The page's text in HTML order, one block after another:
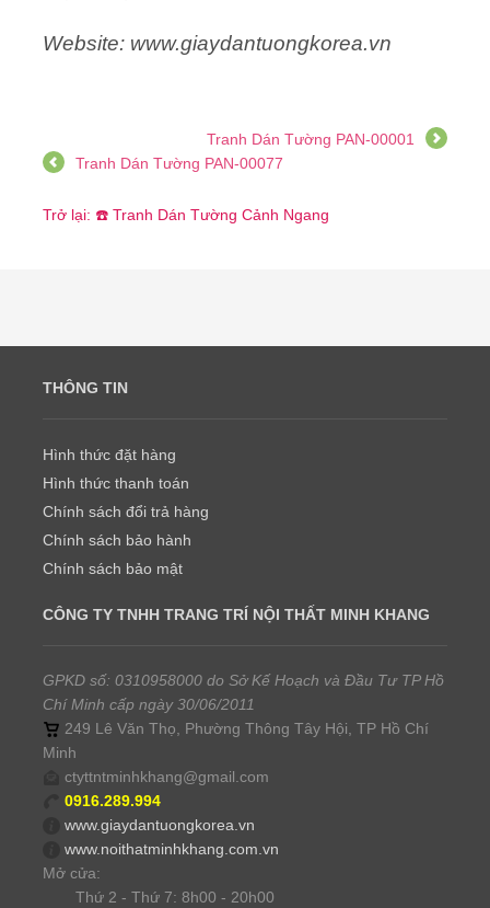
Website: www.giaydantuongkorea.vn
Tranh Dán Tường PAN-00001
Tranh Dán Tường PAN-00077
Trở lại: ☎️ Tranh Dán Tường Cảnh Ngang
THÔNG TIN
Hình thức đặt hàng
Hình thức thanh toán
Chính sách đổi trả hàng
Chính sách bảo hành
Chính sách bảo mật
CÔNG TY TNHH TRANG TRÍ NỘI THẤT MINH KHANG
GPKD số: 0310958000 do Sở Kế Hoạch và Đầu Tư TP Hồ
Chí Minh cấp ngày 30/06/2011
249 Lê Văn Thọ, Phường Thông Tây Hội, TP Hồ Chí
Minh
ctyttntminhkhang@gmail.com
0916.289.994
www.giaydantuongkorea.vn
www.noithatminhkhang.com.vn
Mở cửa:
Thứ 2 - Thứ 7: 8h00 - 20h00